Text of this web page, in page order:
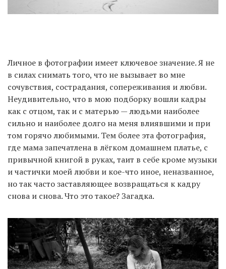
Личное в фотографии имеет ключевое значение. Я не
в силах снимать того, что не вызывает во мне
сочувствия, сострадания, сопереживания и любви.
Неудивительно, что в мою подборку вошли кадры
как с отцом, так и с матерью — людьми наиболее
сильно и наиболее долго на меня влиявшими и при
том горячо любимыми. Тем более эта фотография,
где мама запечатлена в лёгком домашнем платье, с
привычной книгой в руках, таит в себе кроме музыки
и частички моей любви и кое-что иное, неназванное,
но так часто заставляющее возвращаться к кадру
снова и снова. Что это такое? Загадка.